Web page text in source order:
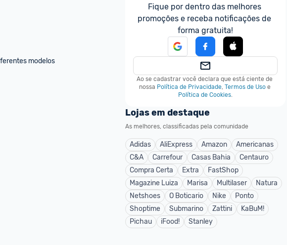
modelos
Fique por dentro das melhores
promoções e receba notificações de
forma gratuita!
Ao se cadastrar você declara que está ciente de
nossa Política de Privacidade, Termos de Uso e
Política de Cookies.
Lojas em destaque
As melhores, classificadas pela comunidade
Adidas AliExpress Amazon
Americanas
C&A
Carrefour Casas Bahia
Centauro
Compra Certa
Extra
FastShop
Magazine Luiza
Marisa Multilaser
Natura
Netshoes
O Boticario Nike
Ponto
Shoptime
Submarino Zattini
KaBuM!
Pichau
iFood! Stanley